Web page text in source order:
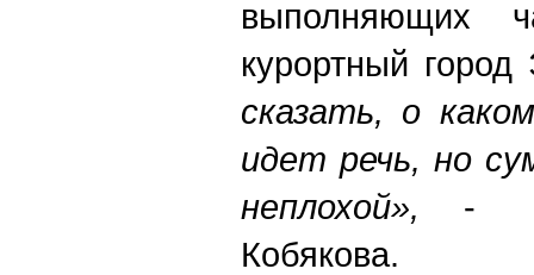
выполняющих
курортный город
сказать, о
идет речь, но
неплохой», -
Кобякова.